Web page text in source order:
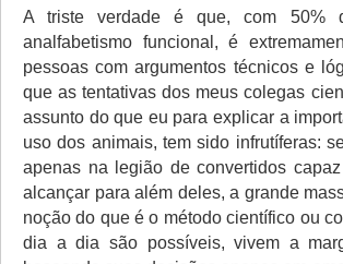
A triste verdade é que, com 50%
analfabetismo funcional, é
pessoas com argumentos técnicos e
que as tentativas dos meus colegas
assunto do que eu para explicar a
uso dos animais, tem sido infrutíferas:
apenas na legião de convertidos
alcançar para além deles, a grande
noção do que é o método científico ou
dia a dia são possíveis, vivem a